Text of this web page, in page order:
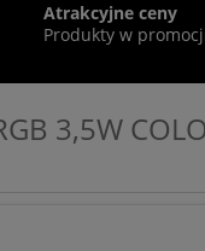
Atrakcyjne ceny
Produkty w
3,5W